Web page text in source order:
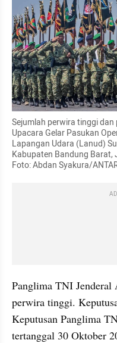
Sejumlah perwira tinggi
Upacara Gelar Pasukan
Lapangan Udara (Lanud)
Kabupaten Bandung
Foto: Abdan Syakura/
Panglima TNI Jenderal
perwira tinggi.
Keputusan Panglima
tertanggal 30 Oktober